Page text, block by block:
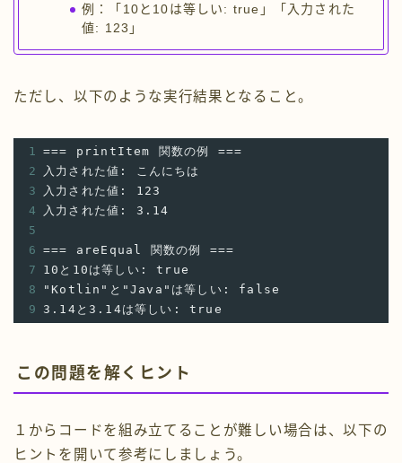
例：「10と10は等しい: true」「入力された
値: 123」
ただし、以下のような実行結果となること。
1
=== printItem 関数の例 ===
2
入力された値: こんにちは
3
入力された値: 123
4
入力された値: 3.14
5
6 === areEqual 関数の例 ===
7
10と10は等しい: true
8
"Kotlin"と"Java"は等しい: false
9
3.14と3.14は等しい: true
この問題を解くヒント
１からコードを組み立てることが難しい場合は、以下の
ヒントを開いて参考にしましょう。